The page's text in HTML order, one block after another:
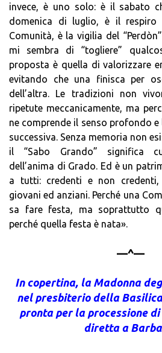
invece, è uno solo: è il sabato
domenica di luglio, è il respiro
Comunità, è la vigilia del
mi sembra di “togliere”
proposta è quella di valorizzare
evitando che una finisca per
dell’altra. Le tradizioni non
ripetute meccanicamente, ma
ne comprende il senso profondo
successiva. Senza memoria non
il “Sabo Grando” significa
dell’anima di Grado. Ed è un
a tutti: credenti e non
giovani ed anziani. Perché una
sa fare festa, ma soprattutto
perché quella festa è nata».
—^—
In copertina, la Madonna
nel presbiterio della Basilica
pronta per la processione
diretta a